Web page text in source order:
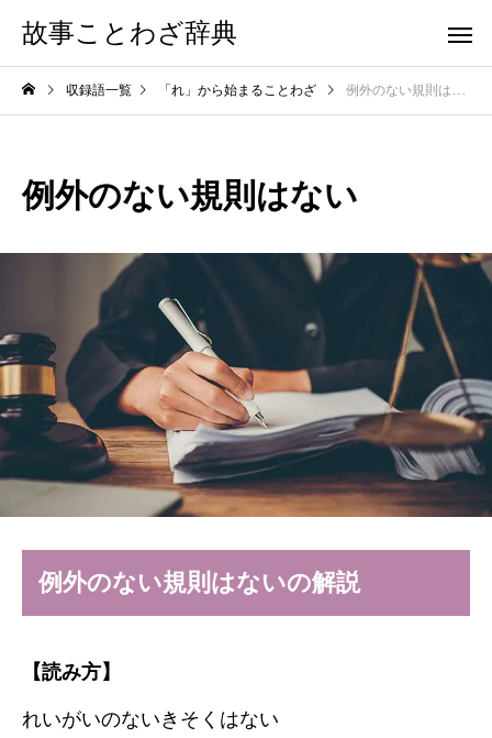
故事ことわざ辞典
収録語一覧 「れ」から始まることわざ 例外のない規則はない
例外のない規則はない
例外のない規則はないの解説
【読み方】
れいがいのないきそくはない